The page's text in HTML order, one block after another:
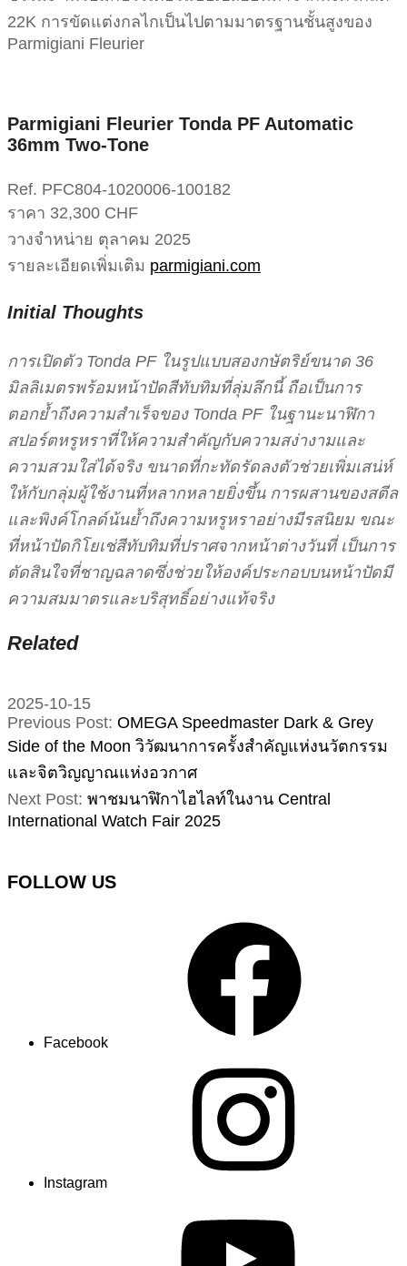
22K การขัดแต่งกลไกเป็นไปตามมาตรฐานชั้นสูงของ
Parmigiani Fleurier
Parmigiani Fleurier Tonda PF Automatic
36mm Two-Tone
Ref. PFC804-1020006-100182
ราคา 32,300 CHF
วางจำหน่าย ตุลาคม 2025
รายละเอียดเพิ่มเติม parmigiani.com
Initial Thoughts
การเปิดตัว Tonda PF ในรูปแบบสองกษัตริย์ขนาด 36
มิลลิเมตรพร้อมหน้าปัดสีทับทิมที่ลุ่มลึกนี้ ถือเป็นการ
ตอกย้ำถึงความสำเร็จของ Tonda PF ในฐานะนาฬิกา
สปอร์ตหรูหราที่ให้ความสำคัญกับความสง่างามและ
ความสวมใส่ได้จริง ขนาดที่กะทัดรัดลงตัวช่วยเพิ่มเสน่ห์
ให้กับกลุ่มผู้ใช้งานที่หลากหลายยิ่งขึ้น การผสานของสตีล
และพิงค์โกลด์น้นย้ำถึงความหรูหราอย่างมีรสนิยม ขณะ
ที่หน้าปัดกิโยเช่สีทับทิมที่ปราศจากหน้าต่างวันที่ เป็นการ
ตัดสินใจที่ชาญฉลาดซึ่งช่วยให้องค์ประกอบบนหน้าปัดมี
ความสมมาตรและบริสุทธิ์อย่างแท้จริง
Related
2025-10-15
Previous Post: OMEGA Speedmaster Dark & Grey
Side of the Moon วิวัฒนาการครั้งสำคัญแห่งนวัตกรรม
และจิตวิญญาณแห่งอวกาศ
Next Post: พาชมนาฬิกาไฮไลท์ในงาน Central
International Watch Fair 2025
FOLLOW US
Facebook
Instagram